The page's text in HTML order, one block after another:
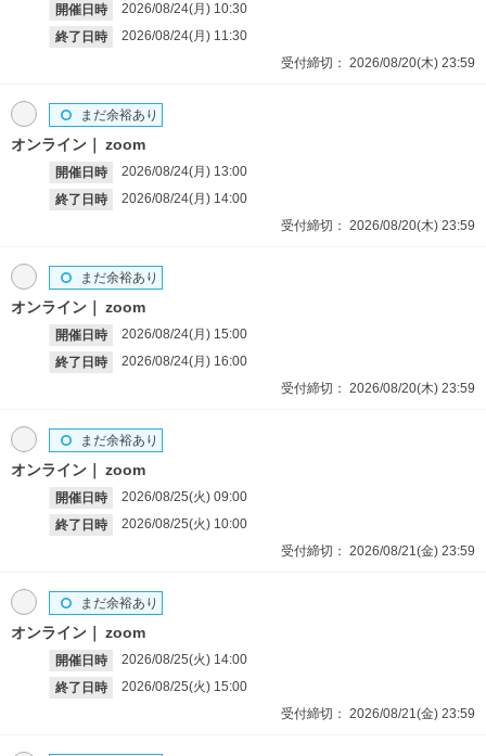
開催日時 2026/08/24(月) 10:30
終了日時
2026/08/24(月) 11:30
受付締切： 2026/08/20(木) 23:59
オンライン zoom
開催日時 2026/08/24(月) 13:00
終了日時
2026/08/24(月) 14:00
まだ余裕あり
受付締切： 2026/08/20(木) 23:59
オンライン zoom
開催日時 2026/08/24(月) 15:00
終了日時
2026/08/24(月) 16:00
まだ余裕あり
受付締切： 2026/08/20(木) 23:59
オンライン zoom
開催日時 2026/08/25(火) 09:00
終了日時
2026/08/25(火) 10:00
まだ余裕あり
受付締切： 2026/08/21(金) 23:59
オンライン zoom
開催日時 2026/08/25(火) 14:00
終了日時
2026/08/25(火) 15:00
まだ余裕あり
受付締切： 2026/08/21(金) 23:59